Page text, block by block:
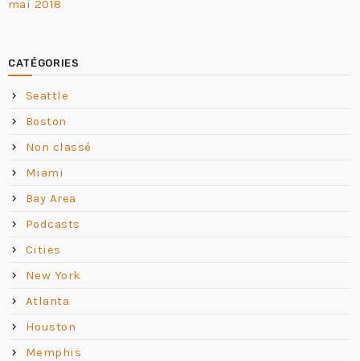
mai 2018
CATÉGORIES
Seattle
Boston
Non classé
Miami
Bay Area
Podcasts
Cities
New York
Atlanta
Houston
Memphis